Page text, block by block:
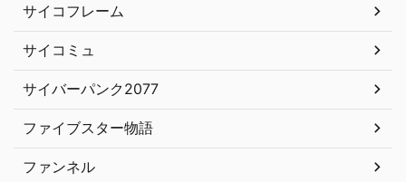
サイコフレーム
サイコミュ
サイバーパンク2077
ファイブスター物語
ファンネル